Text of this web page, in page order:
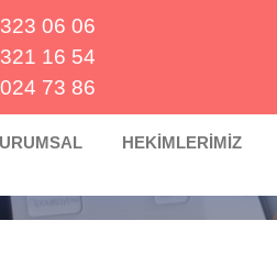
06 06
16 54
73 86
HEKİMLERİMİZ